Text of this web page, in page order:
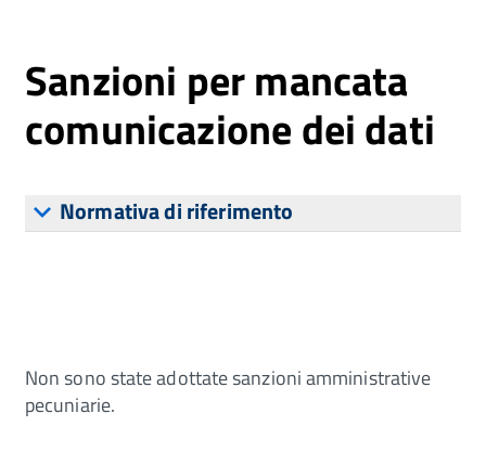
Sanzioni per mancata
comunicazione dei dati
Normativa di riferimento
Non sono state adottate sanzioni amministrative
pecuniarie.